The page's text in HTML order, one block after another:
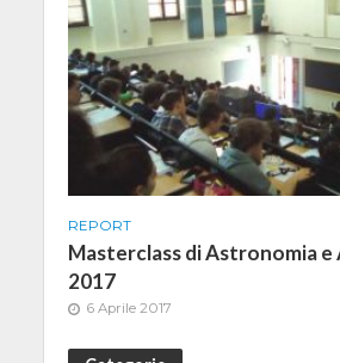
REPORT
Masterclass di Astronomia
2017
6 Aprile 2017